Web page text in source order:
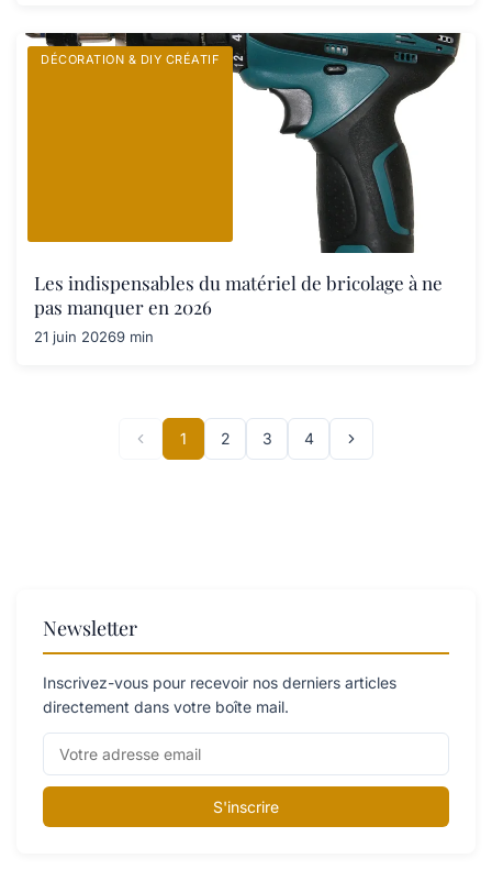
DÉCORATION & DIY CRÉATIF
Les indispensables du matériel de bricolage à ne
pas manquer en 2026
21 juin 20269 min
1 2 3 4
Newsletter
Inscrivez-vous pour recevoir nos derniers articles
directement dans votre boîte mail.
S'inscrire